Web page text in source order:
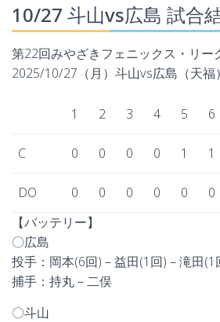
10/27 斗山vs広島 試合
第22回みやざきフェニックス・リー
2025/10/27（月）斗山vs広島（天福）
1 2 3 4 5 6
C 0 0 0 0 1 1
DO 0 0 0 0 0 0
【バッテリー】
〇広島
投手：岡本(6回)－益田(1回)－滝田(1
捕手：持丸－二俣
〇斗山